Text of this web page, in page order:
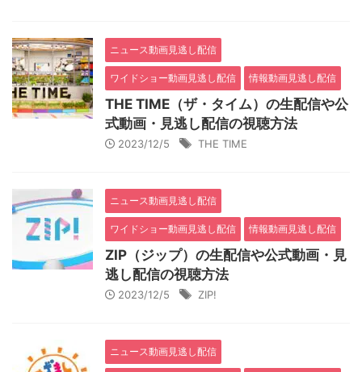
ニュース動画見逃し配信
ワイドショー動画見逃し配信 情報動画見逃し配信
THE TIME（ザ・タイム）の生配信や公
式動画・見逃し配信の視聴方法
2023/12/5 THE TIME
ニュース動画見逃し配信
ワイドショー動画見逃し配信 情報動画見逃し配信
ZIP（ジップ）の生配信や公式動画・見
逃し配信の視聴方法
2023/12/5 ZIP!
ニュース動画見逃し配信